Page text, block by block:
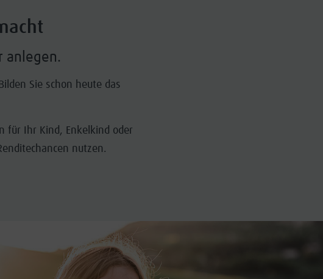
anlegen.
Sie schon heute das
für Ihr Kind, Enkelkind oder
nutzen.